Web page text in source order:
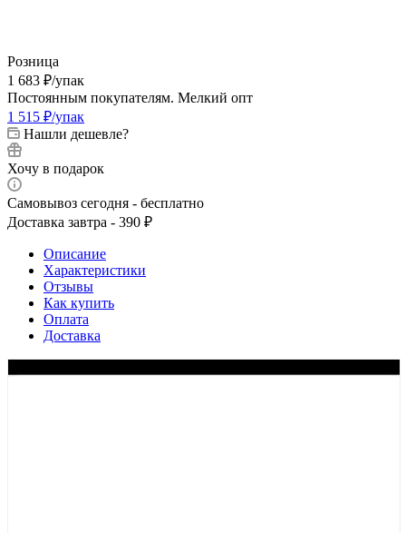
Розница
1 683 ₽/упак
Постоянным покупателям. Мелкий опт
1 515 ₽/упак
Нашли дешевле?
Хочу в подарок
Самовывоз сегодня - бесплатно
Доставка завтра - 390 ₽
Описание
Характеристики
Отзывы
Как купить
Оплата
Доставка